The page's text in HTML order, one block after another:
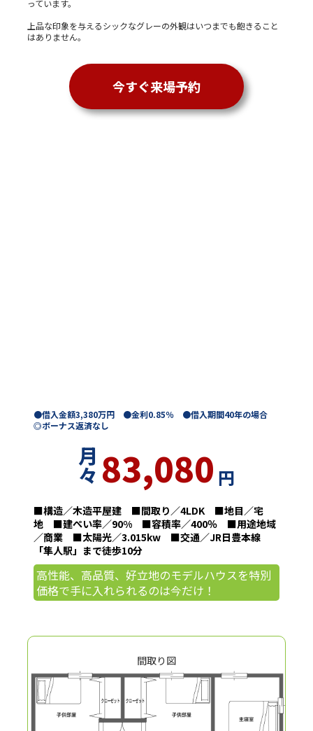
っています。
上品な印象を与えるシックなグレーの外観はいつまでも飽きること
はありません。
今すぐ来場予約
●借入金額3,380万円 ●金利0.85％ ●借入期間40年の場合
◎ボーナス返済なし
月
々 83,080 円
■構造／木造平屋建 ■間取り／4LDK ■地目／宅
地 ■建ぺい率／90% ■容積率／400％ ■用途地域
／商業 ■太陽光／3.015kw ■交通／JR日豊本線
「隼人駅」まで徒歩10分
高性能、高品質、好立地のモデルハウスを特別
価格で手に入れられるのは今だけ！
間取り図